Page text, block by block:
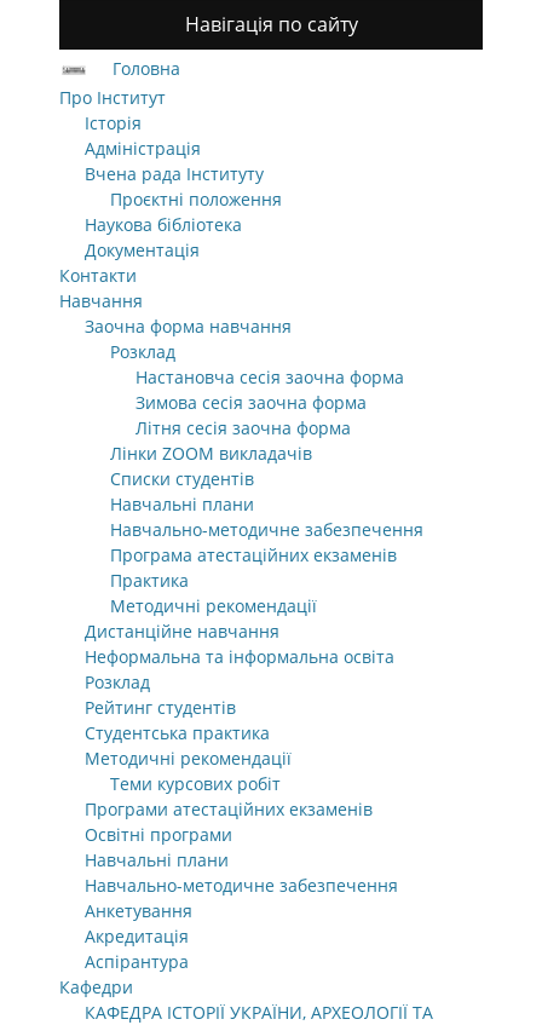
Навігація по сайту
Головна
Про Інститут
Історія
Адміністрація
Вчена рада Інституту
Проєктні положення
Наукова бібліотека
Документація
Контакти
Навчання
Заочна форма навчання
Розклад
Настановча сесія заочна форма
Зимова сесія заочна форма
Літня сесія заочна форма
Лінки ZOOM викладачів
Списки студентів
Навчальні плани
Навчально-методичне забезпечення
Програма атестаційних екзаменів
Практика
Методичні рекомендації
Дистанційне навчання
Неформальна та інформальна освіта
Розклад
Рейтинг студентів
Студентська практика
Методичні рекомендації
Теми курсових робіт
Програми атестаційних екзаменів
Освітні програми
Навчальні плани
Навчально-методичне забезпечення
Анкетування
Акредитація
Аспірантура
Кафедри
КАФЕДРА ІСТОРІЇ УКРАЇНИ, АРХЕОЛОГІЇ ТА